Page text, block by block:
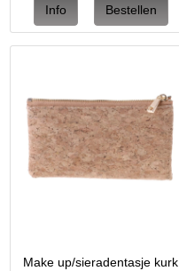
Make up/sieradentasje kurk